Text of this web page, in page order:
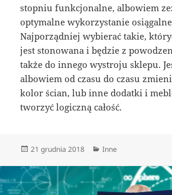
stopniu funkcjonalne, albowiem
optymalne wykorzystanie
Najporządniej wybierać takie,
jest stonowana i będzie z
także do innego wystroju sklepu.
albowiem od czasu do czasu
kolor ścian, lub inne dodatki i
tworzyć logiczną całość.
Data
21 grudnia 2018 Kategorie
Inne